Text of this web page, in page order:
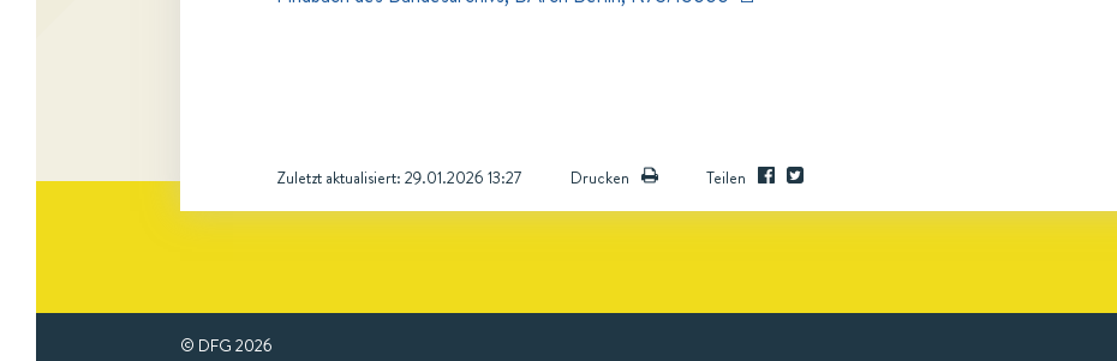
Zuletzt aktualisiert: 29.01.2026 13:27 Drucken Teilen
© DFG 2026